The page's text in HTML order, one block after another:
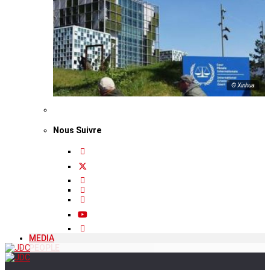
© Xinhua
Nous Suivre
MEDIA
PEOPLE